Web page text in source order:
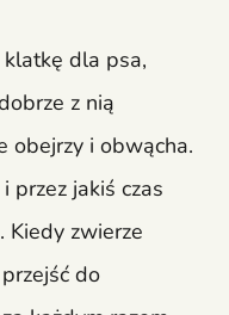
dla psa,
z nią
obejrzy i obwącha.
przez jakiś czas
Kiedy zwierze
do